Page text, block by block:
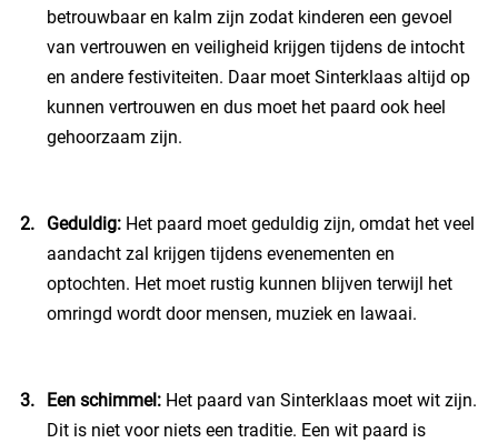
betrouwbaar en kalm zijn zodat kinderen een gevoel
van vertrouwen en veiligheid krijgen tijdens de intocht
en andere festiviteiten. Daar moet Sinterklaas altijd op
kunnen vertrouwen en dus moet het paard ook heel
gehoorzaam zijn.
Geduldig: Het paard moet geduldig zijn, omdat het veel
aandacht zal krijgen tijdens evenementen en
optochten. Het moet rustig kunnen blijven terwijl het
omringd wordt door mensen, muziek en lawaai.
Een schimmel: Het paard van Sinterklaas moet wit zijn.
Dit is niet voor niets een traditie. Een wit paard is